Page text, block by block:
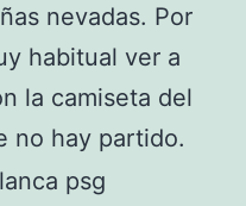
nevadas. Por
habitual ver a
la camiseta del
no hay partido.